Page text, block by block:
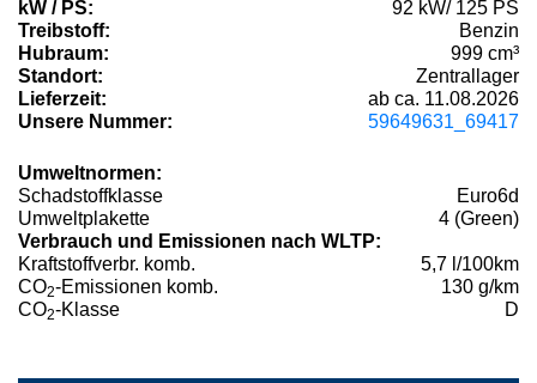
kW / PS:
92 kW/ 125 PS
Treibstoff:
Benzin
Hubraum:
999 cm³
Standort:
Zentrallager
Lieferzeit:
ab ca. 11.08.2026
Unsere Nummer:
59649631_69417
Umweltnormen:
Schadstoffklasse
Euro6d
Umweltplakette
4 (Green)
Verbrauch und Emissionen nach WLTP:
Kraftstoffverbr. komb.
5,7 l/100km
CO2-Emissionen komb.
130 g/km
CO2-Klasse D